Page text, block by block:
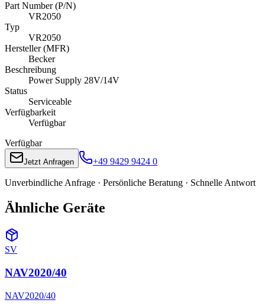
Part Number (P/N)
VR2050
Typ
VR2050
Hersteller (MFR)
Becker
Beschreibung
Power Supply 28V/14V
Status
Serviceable
Verfügbarkeit
Verfügbar
Verfügbar
Jetzt Anfragen +49 9429 9424 0
Unverbindliche Anfrage · Persönliche Beratung · Schnelle Antwort
Ähnliche Geräte
SV
NAV2020/40
NAV2020/40